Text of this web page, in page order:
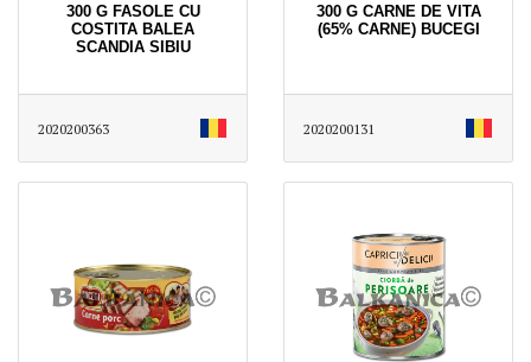
300 G FASOLE CU
COSTITA BALEA
SCANDIA SIBIU
2020200363
300 G CARNE DE VITA
(65% CARNE) BUCEGI
2020200131